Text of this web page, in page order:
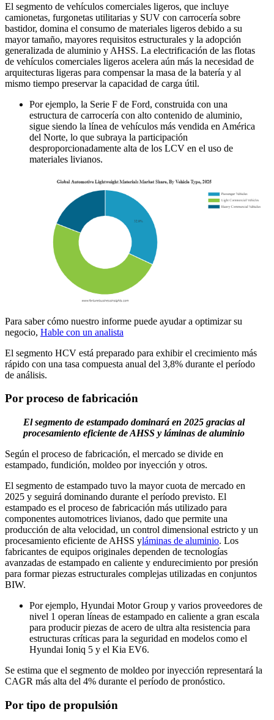
El segmento de vehículos comerciales ligeros, que incluye
camionetas, furgonetas utilitarias y SUV con carrocería sobre
bastidor, domina el consumo de materiales ligeros debido a su
mayor tamaño, mayores requisitos estructurales y la adopción
generalizada de aluminio y AHSS. La electrificación de las flotas
de vehículos comerciales ligeros acelera aún más la necesidad de
arquitecturas ligeras para compensar la masa de la batería y al
mismo tiempo preservar la capacidad de carga útil.
Por ejemplo, la Serie F de Ford, construida con una
estructura de carrocería con alto contenido de aluminio,
sigue siendo la línea de vehículos más vendida en América
del Norte, lo que subraya la participación
desproporcionadamente alta de los LCV en el uso de
materiales livianos.
Para saber cómo nuestro informe puede ayudar a optimizar su
negocio, Hable con un analista
El segmento HCV está preparado para exhibir el crecimiento más
rápido con una tasa compuesta anual del 3,8% durante el período
de análisis.
Por proceso de fabricación
El segmento de estampado dominará en 2025 gracias al
procesamiento eficiente de AHSS y láminas de aluminio
Según el proceso de fabricación, el mercado se divide en
estampado, fundición, moldeo por inyección y otros.
El segmento de estampado tuvo la mayor cuota de mercado en
2025 y seguirá dominando durante el período previsto. El
estampado es el proceso de fabricación más utilizado para
componentes automotrices livianos, dado que permite una
producción de alta velocidad, un control dimensional estricto y un
procesamiento eficiente de AHSS yláminas de aluminio. Los
fabricantes de equipos originales dependen de tecnologías
avanzadas de estampado en caliente y endurecimiento por presión
para formar piezas estructurales complejas utilizadas en conjuntos
BIW.
Por ejemplo, Hyundai Motor Group y varios proveedores de
nivel 1 operan líneas de estampado en caliente a gran escala
para producir piezas de acero de ultra alta resistencia para
estructuras críticas para la seguridad en modelos como el
Hyundai Ioniq 5 y el Kia EV6.
Se estima que el segmento de moldeo por inyección representará la
CAGR más alta del 4% durante el período de pronóstico.
Por tipo de propulsión